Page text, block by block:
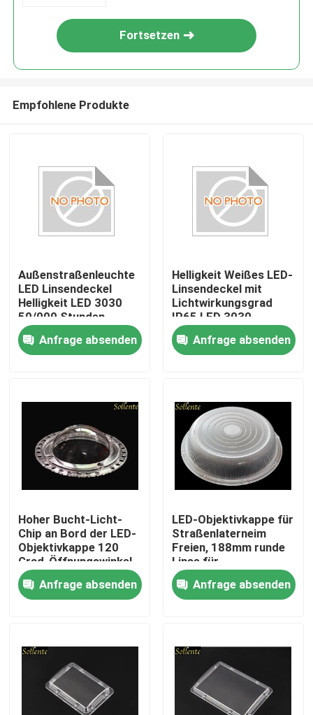
Nach Hause
Über uns
Produkte
Straßenlaterne-Modul
PFEILER LED Module
LED-Linsen-Reihe
LED-Straßenlaterne-Umbau-Ausrüstungen
Fortsetzen
Empfohlene Produkte
Außenstraßenleuchte
LED Linsendeckel
Helligkeit LED 3030
50/000 Stunden
Lebensdauer
Anfrage absenden
Helligkeit Weißes LED-
Linsendeckel mit
Lichtwirkungsgrad
IP65 LED 3030
Anfrage absenden
Hoher Bucht-Licht-
Chip an Bord der LED-
Objektivkappe 120
Grad-Öffnungswinkel
Anfrage absenden
LED-Objektivkappe für
Straßenlaterneim
Freien, 188mm runde
Linse für
Straßenbeleuchtung
Anfrage absenden